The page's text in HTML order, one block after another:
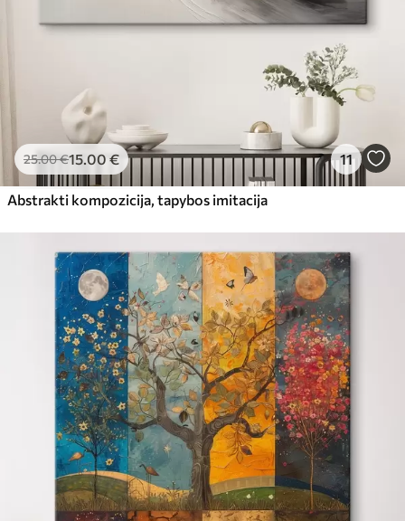
25.00€15.00 € 11
Abstrakti kompozicija, tapybos imitacija